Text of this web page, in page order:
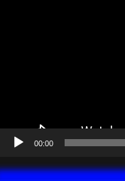
a
e
00:00